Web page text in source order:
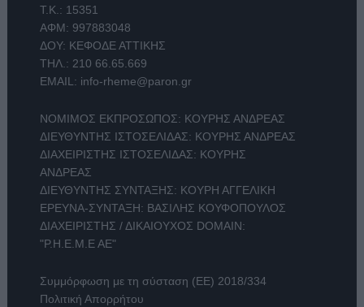
Τ.Κ.: 15351
ΑΦΜ: 997883048
ΔΟΥ: ΚΕΦΟΔΕ ΑΤΤΙΚΗΣ
ΤΗΛ.: 210 66.65.669
EMAIL: info-rheme@paron.gr
ΝΟΜΙΜΟΣ ΕΚΠΡΟΣΩΠΟΣ: ΚΟΥΡΗΣ ΑΝΔΡΕΑΣ
ΔΙΕΥΘΥΝΤΗΣ ΙΣΤΟΣΕΛΙΔΑΣ: ΚΟΥΡΗΣ ΑΝΔΡΕΑΣ
ΔΙΑΧΕΙΡΙΣΤΗΣ ΙΣΤΟΣΕΛΙΔΑΣ: ΚΟΥΡΗΣ
ΑΝΔΡΕΑΣ
ΔΙΕΥΘΥΝΤΗΣ ΣΥΝΤΑΞΗΣ: ΚΟΥΡΗ ΑΓΓΕΛΙΚΗ
ΕΡΕΥΝΑ-ΣΥΝΤΑΞΗ: ΒΑΣΙΛΗΣ ΚΟΥΦΟΠΟΥΛΟΣ
ΔΙΑΧΕΙΡΙΣΤΗΣ / ΔΙΚΑΙΟΥΧΟΣ DOMAIN:
"Ρ.Η.Ε.Μ.Ε ΑΕ"
Συμμόρφωση με τη σύσταση (ΕΕ) 2018/334
Πολιτική Απορρήτου